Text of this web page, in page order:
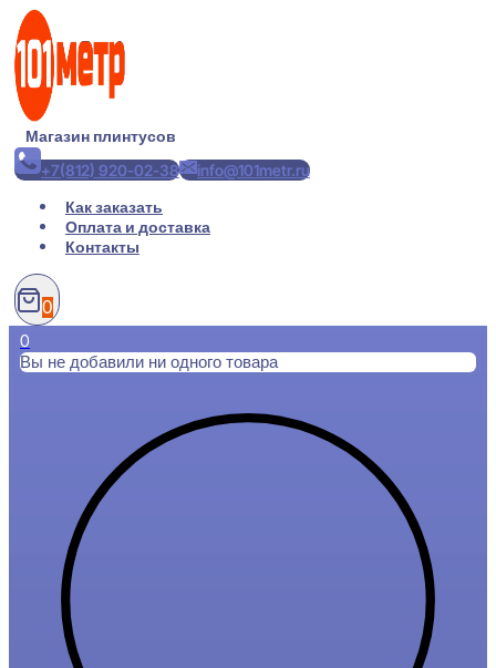
Перейти
содержимому
Магазин плинтусов
+7(812) 920-02-38
info@101metr.ru
Как заказать
Оплата и доставка
Контакты
0
0
Вы не добавили ни одного товара